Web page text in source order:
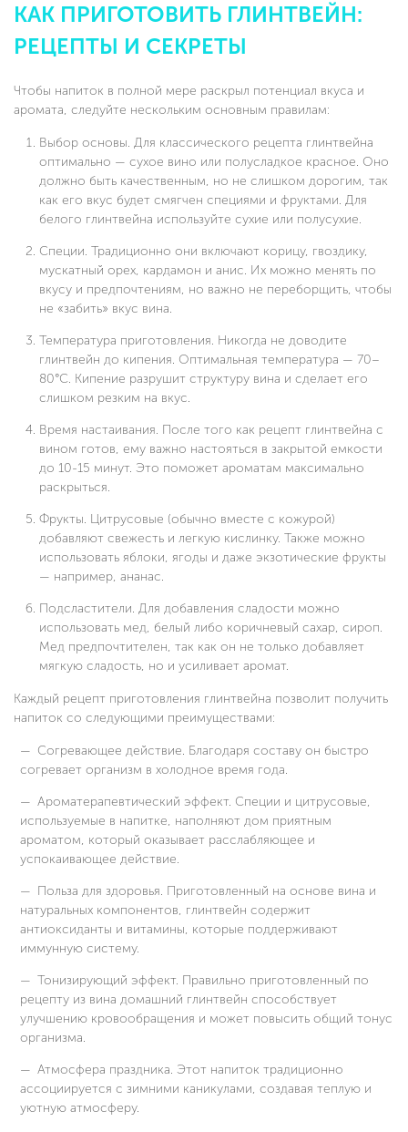
КАК ПРИГОТОВИТЬ ГЛИНТВЕЙН:
РЕЦЕПТЫ И СЕКРЕТЫ
Чтобы напиток в полной мере раскрыл потенциал вкуса и
аромата, следуйте нескольким основным правилам:
Выбор основы. Для классического рецепта глинтвейна
оптимально — сухое вино или полусладкое красное. Оно
должно быть качественным, но не слишком дорогим, так
как его вкус будет смягчен специями и фруктами. Для
белого глинтвейна используйте сухие или полусухие.
Специи. Традиционно они включают корицу, гвоздику,
мускатный орех, кардамон и анис. Их можно менять по
вкусу и предпочтениям, но важно не переборщить, чтобы
не «забить» вкус вина.
Температура приготовления. Никогда не доводите
глинтвейн до кипения. Оптимальная температура — 70–
80°C. Кипение разрушит структуру вина и сделает его
слишком резким на вкус.
Время настаивания. После того как рецепт глинтвейна с
вином готов, ему важно настояться в закрытой емкости
до 10-15 минут. Это поможет ароматам максимально
раскрыться.
Фрукты. Цитрусовые (обычно вместе с кожурой)
добавляют свежесть и легкую кислинку. Также можно
использовать яблоки, ягоды и даже экзотические фрукты
— например, ананас.
Подсластители. Для добавления сладости можно
использовать мед, белый либо коричневый сахар, сироп.
Мед предпочтителен, так как он не только добавляет
мягкую сладость, но и усиливает аромат.
Каждый рецепт приготовления глинтвейна позволит получить
напиток со следующими преимуществами:
Согревающее действие. Благодаря составу он быстро
согревает организм в холодное время года.
Ароматерапевтический эффект. Специи и цитрусовые,
используемые в напитке, наполняют дом приятным
ароматом, который оказывает расслабляющее и
успокаивающее действие.
Польза для здоровья. Приготовленный на основе вина и
натуральных компонентов, глинтвейн содержит
антиоксиданты и витамины, которые поддерживают
иммунную систему.
Тонизирующий эффект. Правильно приготовленный по
рецепту из вина домашний глинтвейн способствует
улучшению кровообращения и может повысить общий тонус
организма.
Атмосфера праздника. Этот напиток традиционно
ассоциируется с зимними каникулами, создавая теплую и
уютную атмосферу.